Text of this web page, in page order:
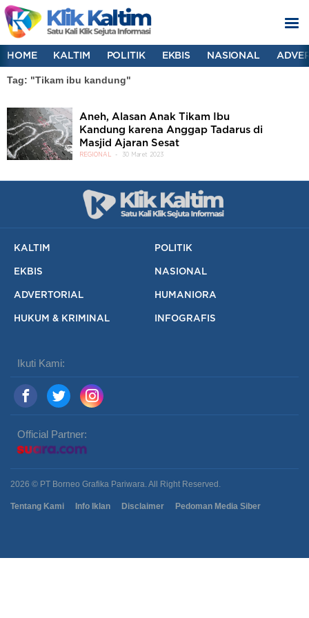
HOME KALTIM POLITIK EKBIS NASIONAL
Tag: "Tikam ibu kandung"
Aneh, Alasan Anak Tikam Ibu
Kandung karena Anggap Tadarus di
Masjid Ajaran Sesat
REGIONAL 30 Maret 2023
KALTIM POLITIK
EKBIS NASIONAL
ADVERTORIAL HUMANIORA
HUKUM & KRIMINAL INFOGRAFIS
Ikuti Kami:
Official Partner:
2026 © PT Borneo Grafika Pariwara. All Right Reserved.
Tentang Kami Info Iklan Disclaimer Pedoman Media Siber